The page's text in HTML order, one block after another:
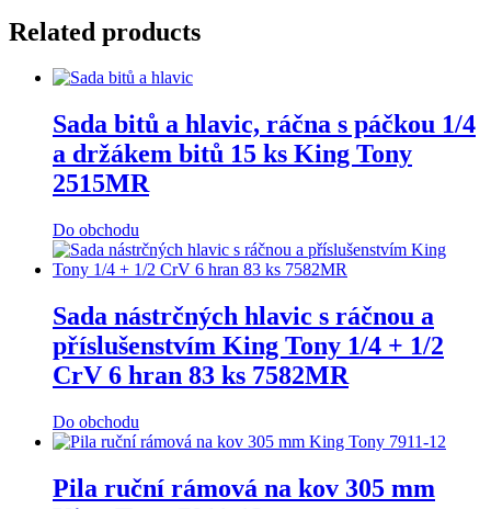
Related products
Sada bitů a hlavic, ráčna s páčkou 1/4
a držákem bitů 15 ks King Tony
2515MR
Do obchodu
Sada nástrčných hlavic s ráčnou a
příslušenstvím King Tony 1/4 + 1/2
CrV 6 hran 83 ks 7582MR
Do obchodu
Pila ruční rámová na kov 305 mm